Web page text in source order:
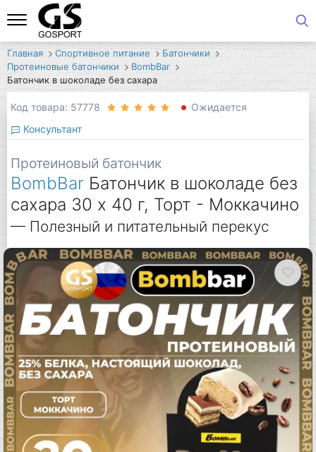
Главная Спортивное питание
Батончики
Протеиновые батончики
BombBar
Батончик в шоколаде без сахара
Код товара: 57778
Ожидается
Консультант
Протеиновый батончик
BombBar Батончик в шоколаде без
сахара 30 x 40 г, Торт - Моккачино
— Полезный и питательный перекус